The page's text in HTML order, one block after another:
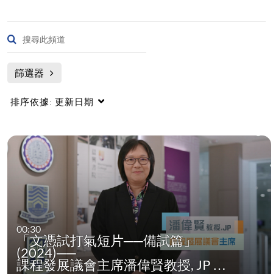
篩選器
排序依據: 更新日期
00:30
「文憑試打氣短片──備試篇」
(2024)──
課程發展議會主席潘偉賢教授, JP …